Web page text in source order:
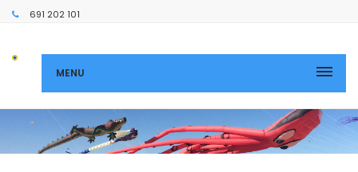
691 202 101
MENU